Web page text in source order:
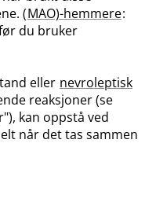
(MAO)-hemmere:
du bruker
eller nevroleptisk
reaksjoner (se
kan oppstå ved
når det tas sammen